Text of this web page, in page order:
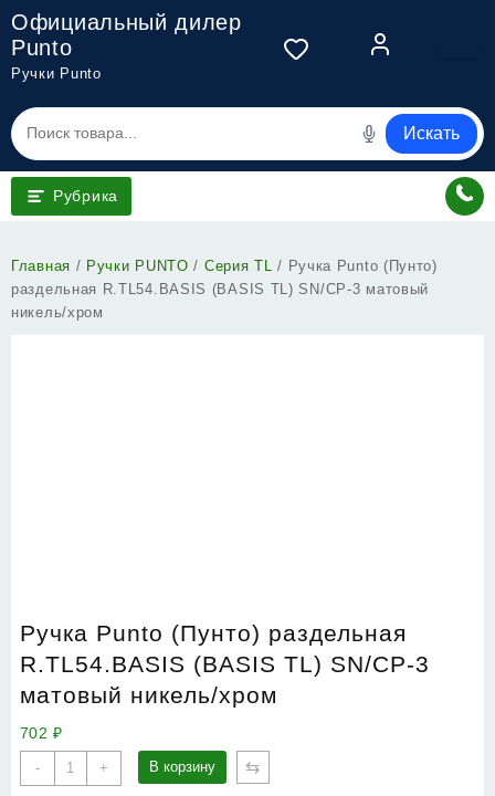
Перейти
содержимому
Официальный дилер
Punto
Ручки Punto
Искать
Рубрика
Главная / Ручки PUNTO / Серия TL / Ручка Punto (Пунто)
раздельная R.TL54.BASIS (BASIS TL) SN/CP-3 матовый
никель/хром
Ручка Punto (Пунто) раздельная
R.TL54.BASIS (BASIS TL) SN/CP-3
матовый никель/хром
702₽
-
Количество
товара
+ В корзину ⇆